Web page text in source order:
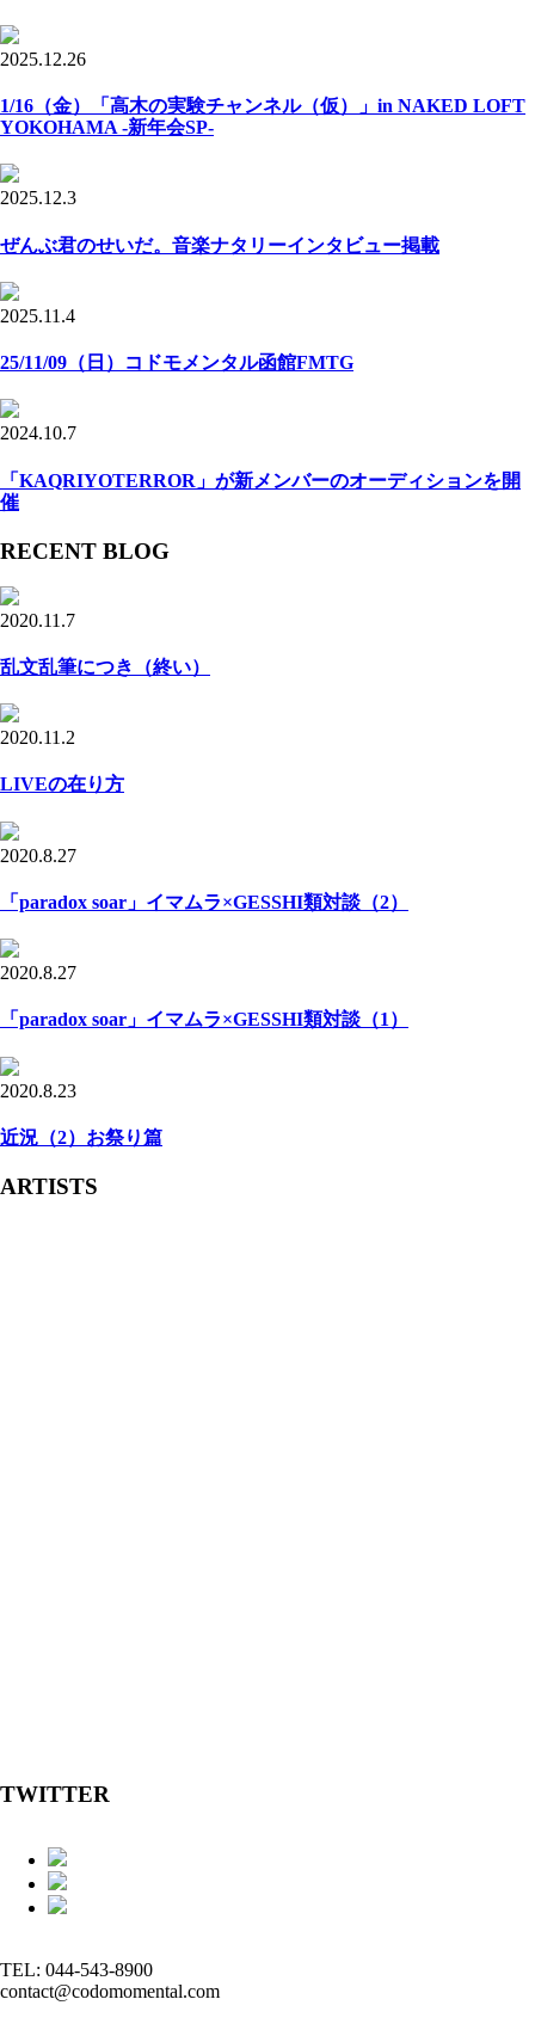
2025.12.26
1/16（金）「高木の実験チャンネル（仮）」in NAKED LOFT
YOKOHAMA -新年会SP-
2025.12.3
ぜんぶ君のせいだ。音楽ナタリーインタビュー掲載
2025.11.4
25/11/09（日）コドモメンタル函館FMTG
2024.10.7
「KAQRIYOTERROR」が新メンバーのオーディションを開
催
RECENT BLOG
2020.11.7
乱文乱筆につき（終い）
2020.11.2
LIVEの在り方
2020.8.27
「paradox soar」イマムラ×GESSHI類対談（2）
2020.8.27
「paradox soar」イマムラ×GESSHI類対談（1）
2020.8.23
近況（2）お祭り篇
ARTISTS
TWITTER
TEL: 044-543-8900
contact@codomomental.com